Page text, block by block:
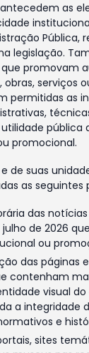
as
Pública,
legislação.
promovam
serviços
permitidas as
pública
promocional.
de suas
as seguintes
das
de 2026
ou
das páginas
contenham
visual
a integridade
e
sites